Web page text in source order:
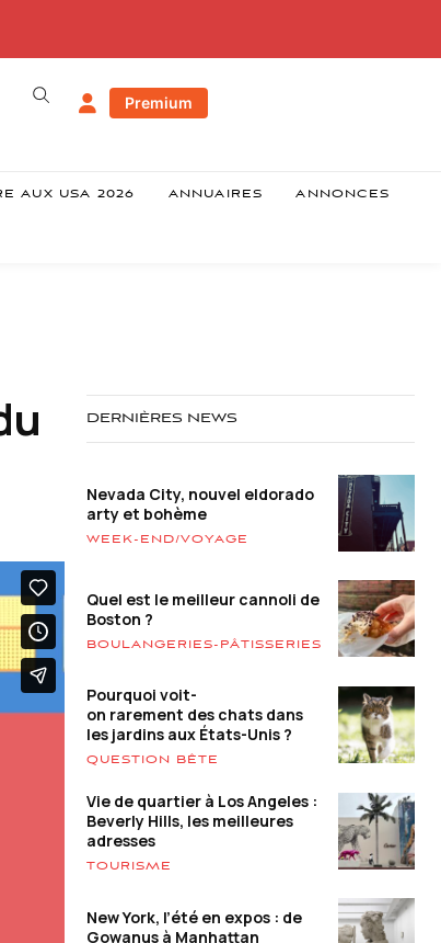
Premium
AUX USA 2026 ANNUAIRES ANNONCES
DERNIÈRES NEWS
Nevada City, nouvel eldorado
arty et bohème
WEEK-END/VOYAGE
Quel est le meilleur cannoli de
Boston ?
BOULANGERIES-PÂTISSERIES
Pourquoi voit-
on rarement des chats dans
les jardins aux États-Unis ?
QUESTION BÊTE
Vie de quartier à Los Angeles :
Beverly Hills, les meilleures
adresses
TOURISME
New York, l’été en expos : de
Gowanus à Manhattan